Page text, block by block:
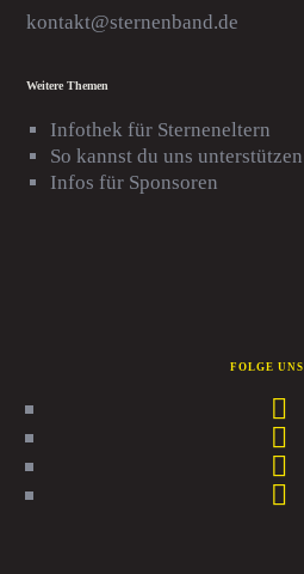
kontakt@sternenband.de
Weitere Themen
Infothek für Sterneneltern
So kannst du uns unterstützen
Infos für Sponsoren
FOLGE UNS